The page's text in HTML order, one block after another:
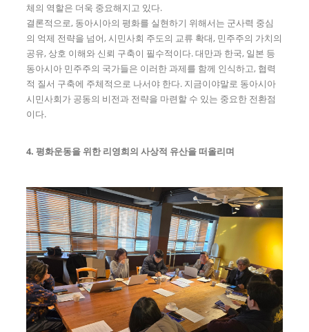
체의 역할은 더욱 중요해지고 있다.
결론적으로, 동아시아의 평화를 실현하기 위해서는 군사력 중심
의 억제 전략을 넘어, 시민사회 주도의 교류 확대, 민주주의 가치의
공유, 상호 이해와 신뢰 구축이 필수적이다. 대만과 한국, 일본 등
동아시아 민주주의 국가들은 이러한 과제를 함께 인식하고, 협력
적 질서 구축에 주체적으로 나서야 한다. 지금이야말로 동아시아
시민사회가 공동의 비전과 전략을 마련할 수 있는 중요한 전환점
이다.
4. 평화운동을 위한 리영희의 사상적 유산을 떠올리며